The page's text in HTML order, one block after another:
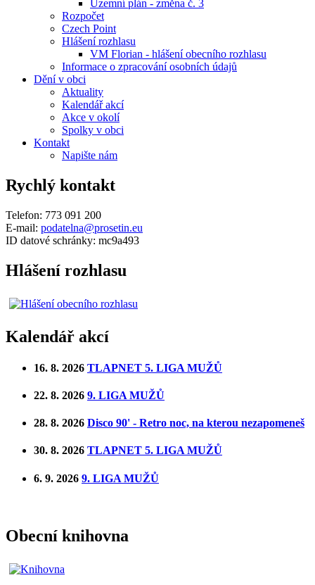
Územní plán - změna č. 3
Rozpočet
Czech Point
Hlášení rozhlasu
VM Florian - hlášení obecního rozhlasu
Informace o zpracování osobních údajů
Dění v obci
Aktuality
Kalendář akcí
Akce v okolí
Spolky v obci
Kontakt
Napište nám
Rychlý kontakt
Telefon: 773 091 200
E-mail: podatelna@prosetin.eu
ID datové schránky: mc9a493
Hlášení rozhlasu
Kalendář akcí
16. 8. 2026 TLAPNET 5. LIGA MUŽŮ
22. 8. 2026 9. LIGA MUŽŮ
28. 8. 2026 Disco 90' - Retro noc, na kterou nezapomeneš
30. 8. 2026 TLAPNET 5. LIGA MUŽŮ
6. 9. 2026 9. LIGA MUŽŮ
Obecní knihovna